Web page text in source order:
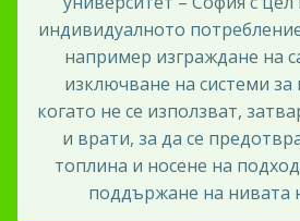
индивидуалното
например изграждане на
изключване на системи за
когато не се използват,
и врати, за да се
топлина и носене на
поддържане на нивата